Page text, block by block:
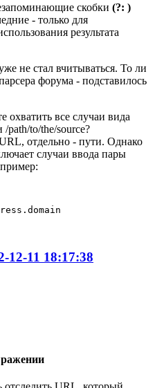
скобки (?: )
- только для
результата
не стал вчитываться. То ли
форума - подставилось
охватить все случаи вида
/path/to/the/source?
отдельно - пути. Однако
случаи ввода пары
12-11 18:17:38